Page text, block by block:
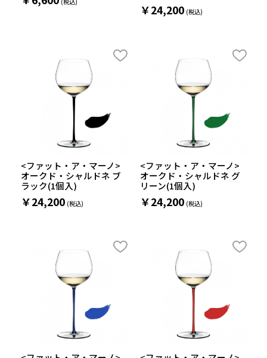
￥24,200
<ファット・ア・マーノ>
オークド・シャルドネ ブ
ラック(1個入)
￥24,200
<ファット・ア・マーノ>
オークド・シャルドネ グ
リーン(1個入)
￥24,200